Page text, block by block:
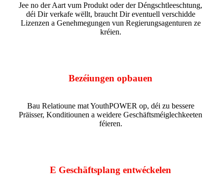
Jee no der Aart vum Produkt oder der Déngschtleeschtung,
déi Dir verkafe wëllt, braucht Dir eventuell verschidde
Lizenzen a Genehmegungen vun Regierungsagenturen ze
kréien.
Bezéiungen opbauen
Bau Relatioune mat YouthPOWER op, déi zu bessere
Präisser, Konditiounen a weidere Geschäftsméiglechkeeten
féieren.
E Geschäftsplang entwéckelen